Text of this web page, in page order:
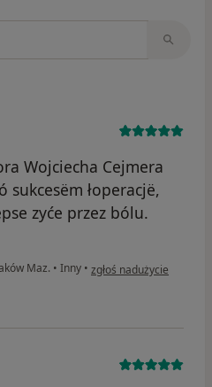
Wojciecha Cejmera
łoperacjë,
zyće przez bólu.
Maz. • Inny • w opinii użytkownika Łucja
zgłoś nadużycie